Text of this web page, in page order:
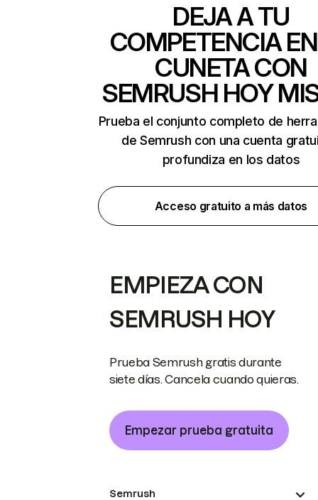
DEJA A TU
COMPETENCIA
CUNETA CON
SEMRUSH HOY
Prueba el conjunto completo de
de Semrush con una cuenta
profundiza en los datos
Acceso gratuito a más datos
EMPIEZA CON
SEMRUSH HOY
Prueba Semrush gratis durante
siete días. Cancela cuando quieras.
Empezar prueba gratuita
Semrush